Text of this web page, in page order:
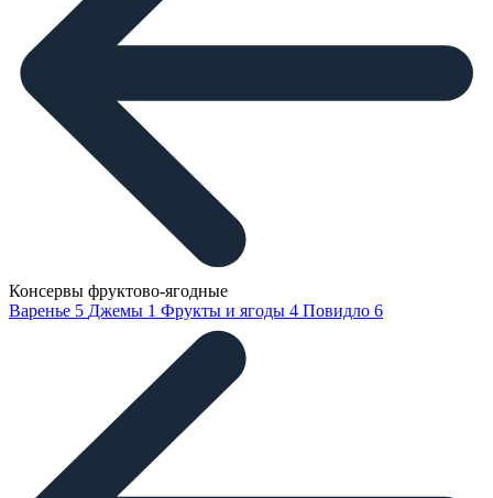
Консервы фруктово-ягодные
Варенье 5 Джемы 1 Фрукты и ягоды 4 Повидло 6